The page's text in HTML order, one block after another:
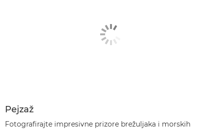
Pejzaž
Fotografirajte impresivne prizore brežuljaka i morskih